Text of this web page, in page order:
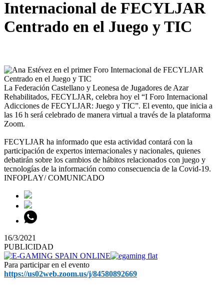
Internacional de FECYLJAR
Centrado en el Juego y TIC
La Federación Castellano y Leonesa de Jugadores de Azar
Rehabilitados, FECYLJAR, celebra hoy el “I Foro Internacional
Adicciones de FECYLJAR: Juego y TIC”. El evento, que inicia a
las 16 h será celebrado de manera virtual a través de la plataforma
Zoom.
FECYLJAR ha informado que esta actividad contará con la
participación de expertos internacionales y nacionales, quienes
debatirán sobre los cambios de hábitos relacionados con juego y
tecnologías de la información como consecuencia de la Covid-19.
INFOPLAY/ COMUNICADO
16/3/2021
PUBLICIDAD
Para participar en el evento
https://us02web.zoom.us/j/84580892669